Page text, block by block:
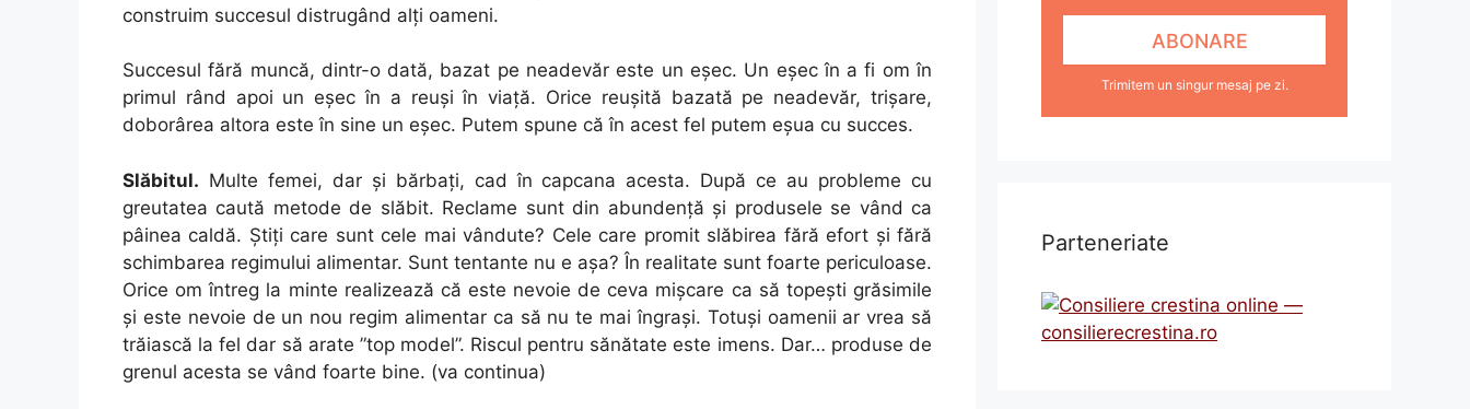
construim succesul distrugând alți oameni.
Succesul fără muncă, dintr-o dată, bazat pe neadevăr este un eșec. Un eșec în a fi om în
primul rând apoi un eșec în a reuși în viaţă. Orice reușită bazată pe neadevăr, trișare,
doborârea altora este în sine un eșec. Putem spune că în acest fel putem eșua cu succes.
Slăbitul. Multe femei, dar și bărbați, cad în capcana acesta. După ce au probleme cu
greutatea caută metode de slăbit. Reclame sunt din abundență și produsele se vând ca
pâinea caldă. Știți care sunt cele mai vândute? Cele care promit slăbirea fără efort și fără
schimbarea regimului alimentar. Sunt tentante nu e așa? În realitate sunt foarte periculoase.
Orice om întreg la minte realizează că este nevoie de ceva mișcare ca să topești grăsimile
și este nevoie de un nou regim alimentar ca să nu te mai îngrași. Totuși oamenii ar vrea să
trăiască la fel dar să arate ”top model”. Riscul pentru sănătate este imens. Dar… produse de
grenul acesta se vând foarte bine. (va continua)
Trimitem un singur mesaj pe zi.
Parteneriate